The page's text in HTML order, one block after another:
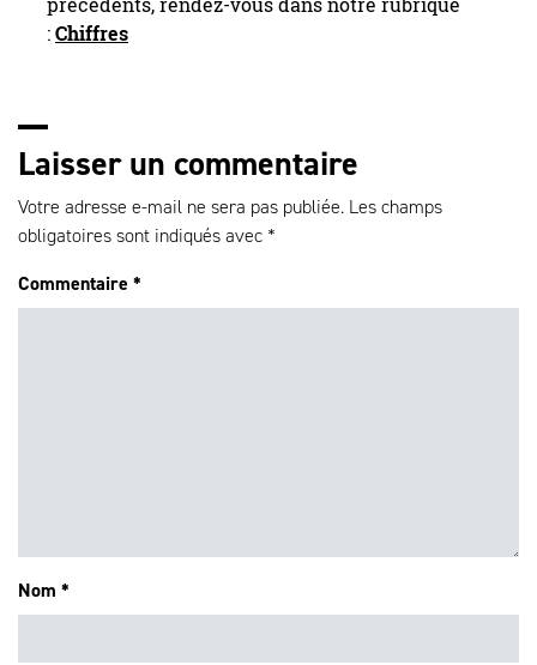
:Chiffres
Laisser un commentaire
Votre adresse e-mail ne sera pas publiée. Les champs
obligatoires sont indiqués avec *
Commentaire *
Nom *